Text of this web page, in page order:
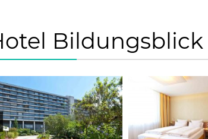
Bildungsblick